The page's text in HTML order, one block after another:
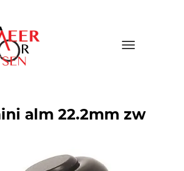
Toggle
alm 22.2mm zw